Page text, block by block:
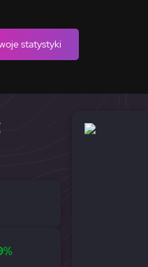
statystyki